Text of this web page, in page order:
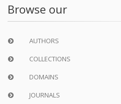
Browse our
AUTHORS
COLLECTIONS
DOMAINS
JOURNALS